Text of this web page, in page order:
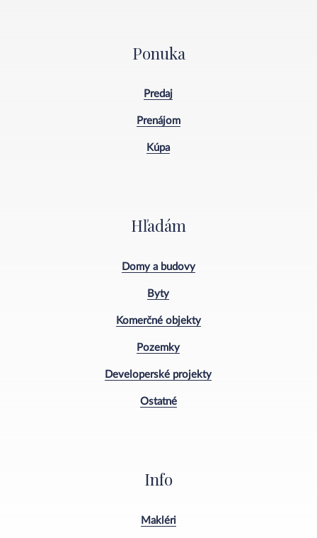
Ponuka
Predaj
Prenájom
Kúpa
Hľadám
Domy a budovy
Byty
Komerčné objekty
Pozemky
Developerské projekty
Ostatné
Info
Makléri